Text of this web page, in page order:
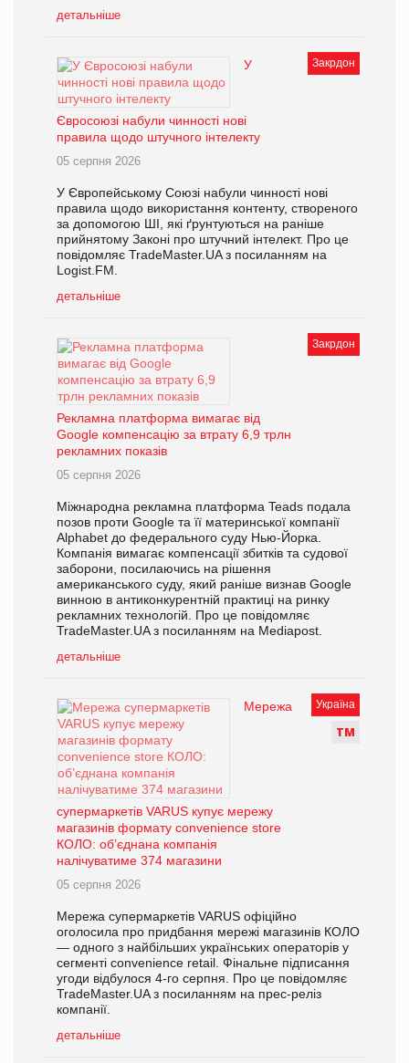
детальніше
Закрдон
У
Євросоюзі набули чинності нові
правила щодо штучного інтелекту
05 серпня 2026
У Європейському Союзі набули чинності нові
правила щодо використання контенту, створеного
за допомогою ШІ, які ґрунтуються на раніше
прийнятому Законі про штучний інтелект. Про це
повідомляє TradeMaster.UA з посиланням на
Logist.FM.
детальніше
Закрдон
Рекламна платформа вимагає від
Google компенсацію за втрату 6,9 трлн
рекламних показів
05 серпня 2026
Міжнародна рекламна платформа Teads подала
позов проти Google та її материнської компанії
Alphabet до федерального суду Нью-Йорка.
Компанія вимагає компенсації збитків та судової
заборони, посилаючись на рішення
американського суду, який раніше визнав Google
винною в антиконкурентній практиці на ринку
рекламних технологій. Про це повідомляє
TradeMaster.UA з посиланням на Mediapost.
детальніше
Україна
ТМ
Мережа
супермаркетів VARUS купує мережу
магазинів формату convenience store
КОЛО: об’єднана компанія
налічуватиме 374 магазини
05 серпня 2026
Мережа супермаркетів VARUS офіційно
оголосила про придбання мережі магазинів КОЛО
— одного з найбільших українських операторів у
сегменті convenience retail. Фінальне підписання
угоди відбулося 4-го серпня. Про це повідомляє
TradeMaster.UA з посиланням на прес-реліз
компанії.
детальніше